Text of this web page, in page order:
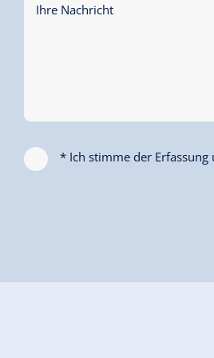
Ihre Nachricht
* Ich stimme der